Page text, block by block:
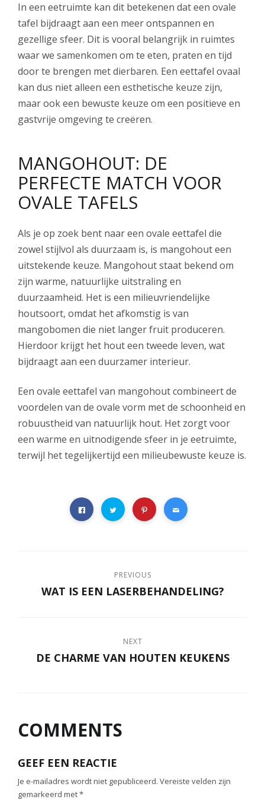
In een eetruimte kan dit betekenen dat een ovale
tafel bijdraagt aan een meer ontspannen en
gezellige sfeer. Dit is vooral belangrijk in ruimtes
waar we samenkomen om te eten, praten en tijd
door te brengen met dierbaren. Een eettafel ovaal
kan dus niet alleen een esthetische keuze zijn,
maar ook een bewuste keuze om een positieve en
gastvrije omgeving te creëren.
MANGOHOUT: DE
PERFECTE MATCH VOOR
OVALE TAFELS
Als je op zoek bent naar een ovale eettafel die
zowel stijlvol als duurzaam is, is mangohout een
uitstekende keuze. Mangohout staat bekend om
zijn warme, natuurlijke uitstraling en
duurzaamheid. Het is een milieuvriendelijke
houtsoort, omdat het afkomstig is van
mangobomen die niet langer fruit produceren.
Hierdoor krijgt het hout een tweede leven, wat
bijdraagt aan een duurzamer interieur.
Een ovale eettafel van mangohout combineert de
voordelen van de ovale vorm met de schoonheid en
robuustheid van natuurlijk hout. Het zorgt voor
een warme en uitnodigende sfeer in je eetruimte,
terwijl het tegelijkertijd een milieubewuste keuze is.
PREVIOUS
WAT IS EEN LASERBEHANDELING?
NEXT
DE CHARME VAN HOUTEN KEUKENS
COMMENTS
GEEF EEN REACTIE
Je e-mailadres wordt niet gepubliceerd. Vereiste velden zijn
gemarkeerd met*